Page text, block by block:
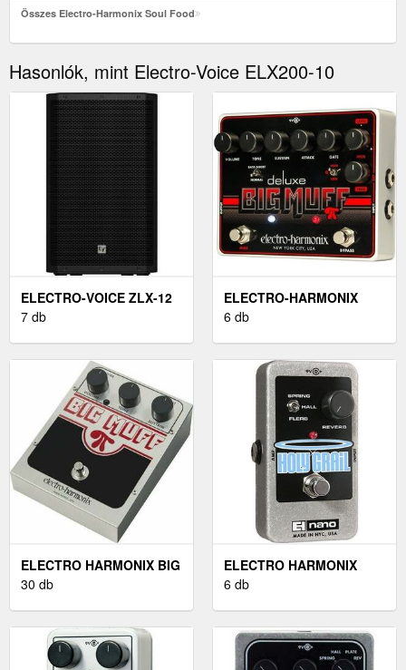
Összes Electro-Harmonix Soul Food
Hasonlók, mint Electro-Voice ELX200-10
ELECTRO-VOICE ZLX-12
G2
7 db
ELECTRO-HARMONIX
DELUXE BIG MUFF
6 db
ELECTRO HARMONIX BIG
MUFF USA
30 db
ELECTRO HARMONIX
HOLY GRAIL
6 db